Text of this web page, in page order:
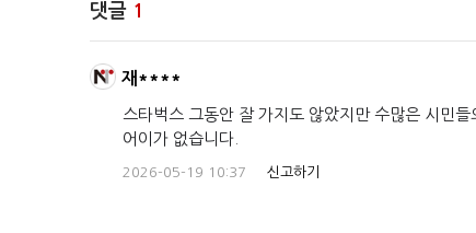
댓글 1
재****
스타벅스 그동안 잘 가지도 않았지만 수많은 시민
어이가 없습니다.
2026-05-19 10:37 신고하기